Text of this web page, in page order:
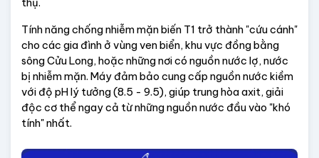
Tính năng chống nhiễm mặn biến T1 trở thành "cứu cánh"
cho các gia đình ở vùng ven biển, khu vực đồng bằng
sông Cửu Long, hoặc những nơi có nguồn nước lợ, nước
bị nhiễm mặn. Máy đảm bảo cung cấp nguồn nước kiềm
với độ pH lý tưởng (8.5 - 9.5), giúp trung hòa axit, giải
độc cơ thể ngay cả từ những nguồn nước đầu vào "khó
tính" nhất.